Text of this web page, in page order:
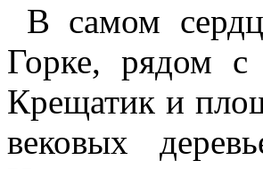
В самом
Горке, рядом с
Крещатик и
вековых